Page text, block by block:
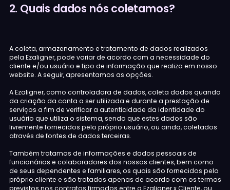
2. Quais dados nós coletamos?
A coleta, armazenamento e tratamento de dados realizados
pela Ezaligner, pode variar de acordo com a necessidade do
cliente e/ou usuário e tipo de informação que realiza em nosso
website. A seguir, apresentamos as opções.
A Ezaligner, como controladora de dados, coleta dados quando
da criação da conta a ser utilizada e durante a prestação de
serviços a fim de verificar a autenticidade da identidade do
usuário que utiliza o sistema, sendo que estes dados são
livremente fornecidos pelo próprio usuário, ou ainda, coletados
através de fontes de dados terceiras.
Também tratamos de informações e dados pessoais de
funcionários e colaboradores dos nossos clientes, bem como
de seus dependentes e familiares, os quais são fornecidos pelo
próprio cliente e são tratados apenas de acordo com os termos
previstos nos contratos firmados entre a Ezaligner x Cliente, ou